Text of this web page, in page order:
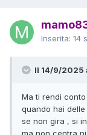
Inserita: 14
Il 14/9/2025
Ma ti rendi
quando hai
se non gira , si